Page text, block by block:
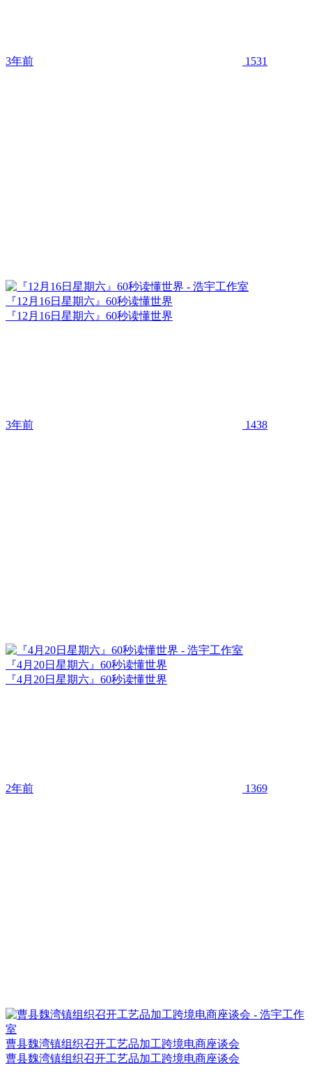
3年前 1531
『12月16日星期六』60秒读懂世界
『12月16日星期六』60秒读懂世界
3年前 1438
『4月20日星期六』60秒读懂世界
『4月20日星期六』60秒读懂世界
2年前 1369
曹县魏湾镇组织召开工艺品加工跨境电商座谈会
曹县魏湾镇组织召开工艺品加工跨境电商座谈会